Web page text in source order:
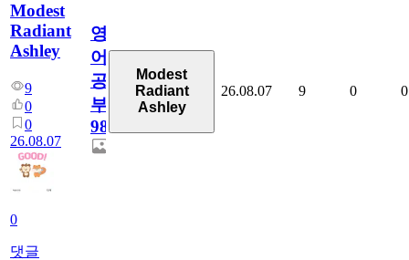
Modest
Radiant
Ashley
9
0
0
26.08.07
0
댓글
영
어
공
부
98
Modest
Radiant
Ashley
26.08.07 9 0 0